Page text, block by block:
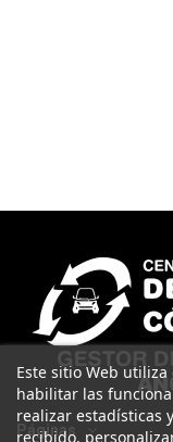
Páginas
Este sitio Web
habilitar las
realizar estadísticas
recibido,